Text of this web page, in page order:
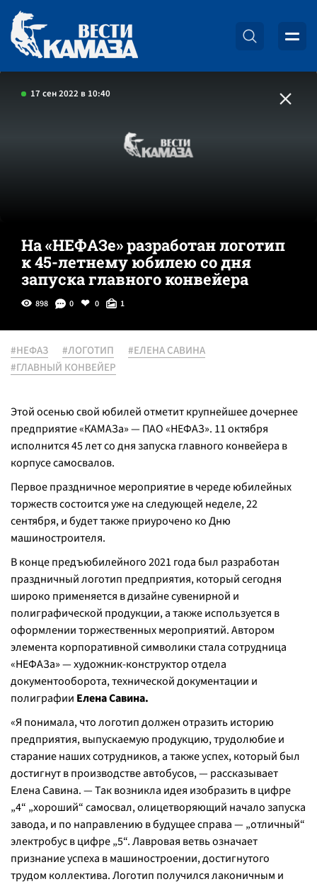
17 сен 2022 в 10:40
На «НЕФАЗе» разработан логотип
к 45-летнему юбилею со дня
запуска главного конвейера
898 0 0 1
#НЕФАЗ #ЛОГОТИП
#ЕЛЕНА САВИНА
#ГЛАВНЫЙ КОНВЕЙЕР
Этой осенью свой юбилей отметит крупнейшее дочернее
предприятие «КАМАЗа» — ПАО «НЕФАЗ». 11 октября
исполнится 45 лет со дня запуска главного конвейера в
корпусе самосвалов.
Первое праздничное мероприятие в череде юбилейных
торжеств состоится уже на следующей неделе, 22
сентября, и будет также приурочено ко Дню
машиностроителя.
В конце предъюбилейного 2021 года был разработан
праздничный логотип предприятия, который сегодня
широко применяется в дизайне сувенирной и
полиграфической продукции, а также используется в
оформлении торжественных мероприятий. Автором
элемента корпоративной символики стала сотрудница
«НЕФАЗа» — художник-конструктор отдела
документооборота, технической документации и
полиграфии Елена Савина.
«Я понимала, что логотип должен отразить историю
предприятия, выпускаемую продукцию, трудолюбие и
старание наших сотрудников, а также успех, который был
достигнут в производстве автобусов, — рассказывает
Елена Савина. — Так возникла идея изобразить в цифре
„4“ „хороший“ самосвал, олицетворяющий начало запуска
завода, и по направлению в будущее справа — „отличный“
электробус в цифре „5“. Лавровая ветвь означает
признание успеха в машиностроении, достигнутого
трудом коллектива. Логотип получился лаконичным и